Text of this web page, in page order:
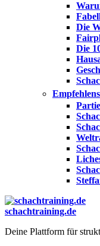
Die
Die
schachtraining.de
Deine Plattform für